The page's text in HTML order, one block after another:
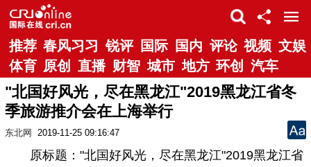
推荐 春风习习 锐评 国际 国内 评论 视频 文娱
体育 原创 直播 财智 城市 地方 环创 汽车
"北国好风光，尽在黑龙江"2019黑龙江省冬
季旅游推介会在上海举行
东北网 2019-11-25 09:16:47
原标题："北国好风光，尽在黑龙江"2019黑龙江省